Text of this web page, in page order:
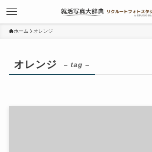
ホーム オレンジ
オレンジ – tag –